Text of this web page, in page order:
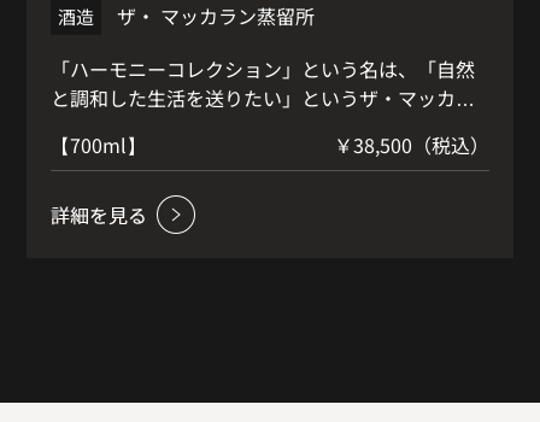
酒造
ザ・ マッカラン蒸留所
「ハーモニーコレクション」という名は、「自然
と調和した生活を送りたい」というザ・マッカラ
「フェニックスハニーオーキッドティー」は、 英
葉を厳選し提供するJINGとのコラボレーション お
茶の特性や香りからインスピレーションを受けて
【700ml】 ￥38,500（税込）